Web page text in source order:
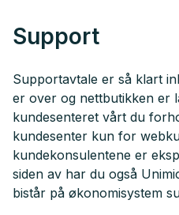
Support
Supportavtale er så klart
er over og nettbutikken er
kundesenteret vårt du
kundesenter kun for
kundekonsulentene er
siden av har du også
bistår på økonomisystem